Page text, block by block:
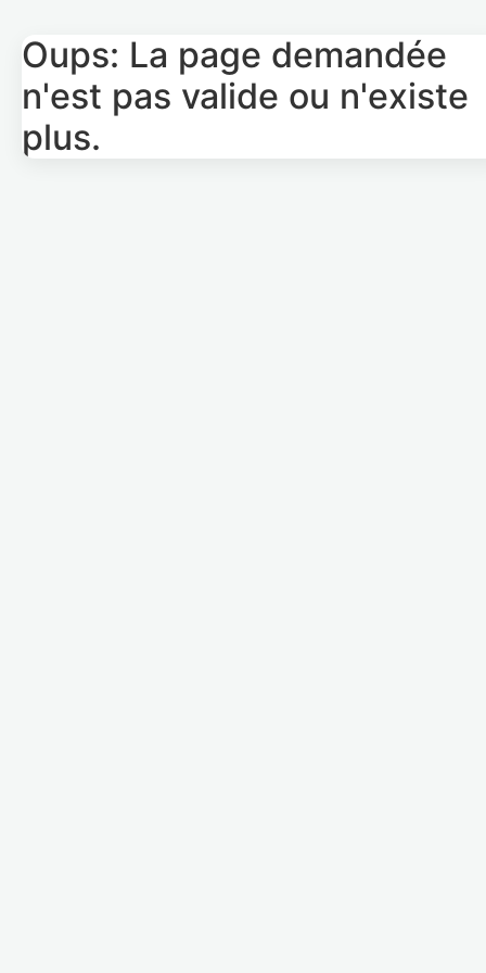
Oups: La page demandée
n'est pas valide ou n'existe
plus.